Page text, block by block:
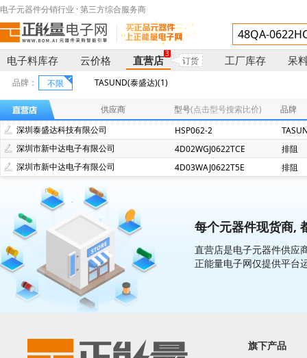
电子元器件分销行业 · 第三方综合服务商
电子料库存 云价格 直营店
3
订货 工厂库存 呆
品牌： 不限 TASUND(泰盛达)(1)
供应商 型号(点击型号搜索比价)
品牌
深圳泰盛达科技有限公司
HSP062-2
深圳市新中达电子有限公司
4D02WGJ0622TCE
排阻
深圳市新中达电子有限公司
4D03WAJ0622T5E 排阻
每个元器件现货商,
直营店是电子元器件供应
正能量电子网仅提供平台
旗下产品